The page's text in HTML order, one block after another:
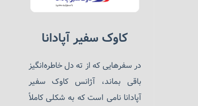
کاوک سفیر آپادانا
در سفرهایی که از ته دل خاطره‌انگیز
باقی بماند، آژانس کاوک سفیر
آپادانا نامی است که به شکلی کاملاً